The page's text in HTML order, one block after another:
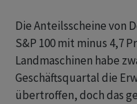
Die Anteilsscheine von
S&P 100 mit minus 4,7
Landmaschinen habe
Geschäftsquartal die
übertroffen, doch das